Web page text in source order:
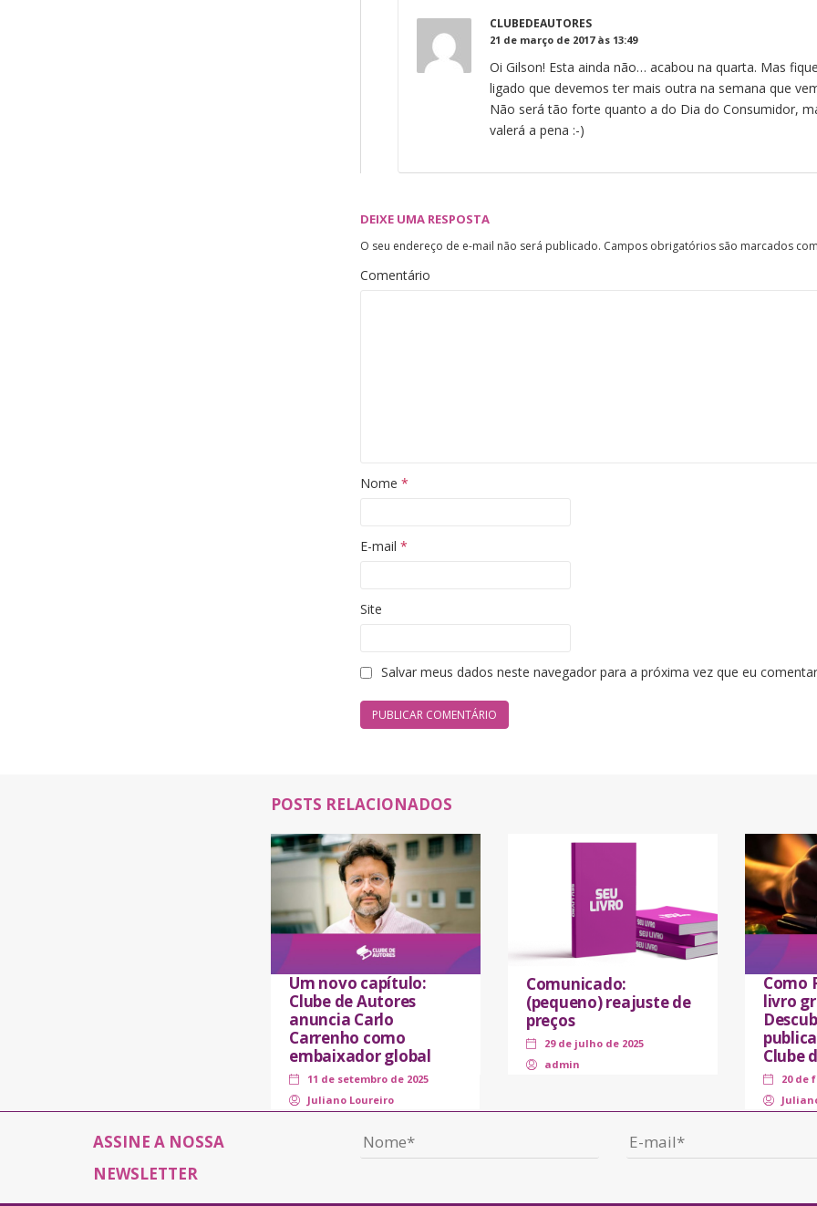
CLUBEDEAUTORES
21 de março de 2017 às 13:49
Oi Gilson! Esta ainda não… acabou na quarta. Mas fique
ligado que devemos ter mais outra na semana que
Não será tão forte quanto a do Dia do Consumidor,
valerá a pena :-)
DEIXE UMA RESPOSTA
O seu endereço de e-mail não será publicado. Campos obrigatórios são marcados com
Comentário
Nome *
E-mail *
Site
Salvar meus dados neste navegador para a próxima vez que eu
POSTS RELACIONADOS
Um novo capítulo:
Clube de Autores
anuncia Carlo
Carrenho como
embaixador global
11 de setembro de 2025
Juliano Loureiro
Comunicado:
(pequeno) reajuste de
preços
29 de julho de 2025
admin
Como
livro
Clube
20 de
ASSINE A NOSSA
NEWSLETTER